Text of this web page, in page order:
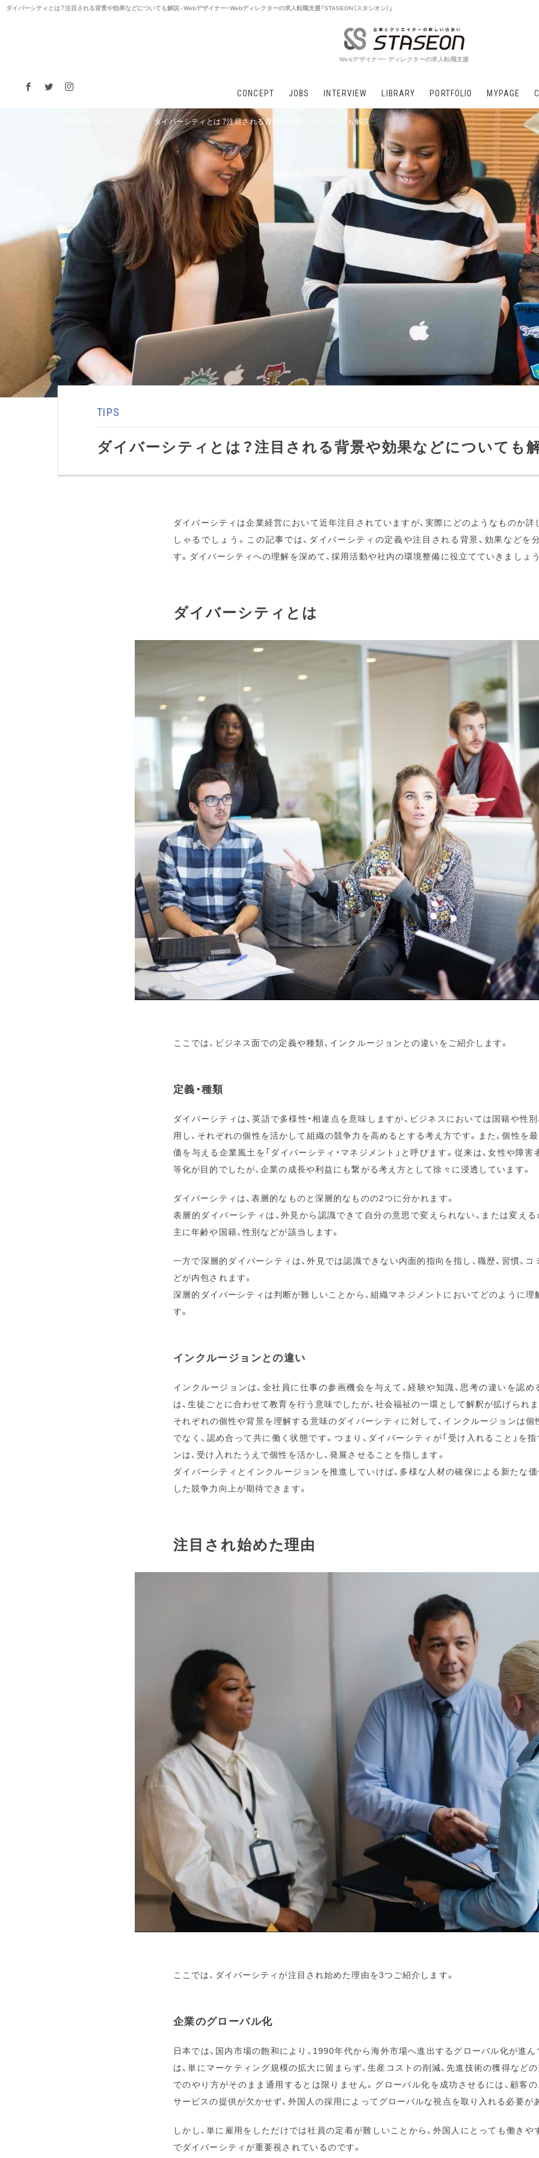
ダイバーシティとは？注目される背景や効果などについても解説 - Webデザイナー・Webディレクターの求人転職支援「STASEON（スタシオン）」
Webデザイナー・ディレクターの求人転職支援
CONCEPT JOBS INTERVIEW LIBRARY PORTFOLIO MYPAGE
ダイバーシティとは？注目される背景や効果などについても解説
TIPS
ダイバーシティとは？注目される背景や効果などについても
ダイバーシティは企業経営において近年注目されていますが、実際にどのようなものか
しゃるでしょう。この記事では、ダイバーシティの定義や注目される背景、効果などを
す。ダイバーシティへの理解を深めて、採用活動や社内の環境整備に役立てていきましょ
ダイバーシティとは
ここでは、ビジネス面での定義や種類、インクルージョンとの違いをご紹介します。
定義・種類
ダイバーシティは、英語で多様性・相違点を意味しますが、ビジネスにおいては国籍や性
用し、それぞれの個性を活かして組織の競争力を高めるとする考え方です。また、個性を
価を与える企業風土を「ダイバーシティ・マネジメント」と呼びます。従来は、女性や障
等化が目的でしたが、企業の成長や利益にも繋がる考え方として徐々に浸透しています。
ダイバーシティは、表層的なものと深層的なものの2つに分かれます。
表層的ダイバーシティは、外見から認識できて自分の意思で変えられない、または変え
主に年齢や国籍、性別などが該当します。
一方で深層的ダイバーシティは、外見では認識できない内面的指向を指し、職歴、習慣、
どが内包されます。
深層的ダイバーシティは判断が難しいことから、組織マネジメントにおいてどのように
す。
インクルージョンとの違い
インクルージョンは、全社員に仕事の参画機会を与えて、経験や知識、思考の違いを認
は、生徒ごとに合わせて教育を行う意味でしたが、社会福祉の一環として解釈が拡げられ
それぞれの個性や背景を理解する意味のダイバーシティに対して、インクルージョンは
でなく、認め合って共に働く状態です。つまり、ダイバーシティが「受け入れること」を
ンは、受け入れたうえで個性を活かし、発展させることを指します。
ダイバーシティとインクルージョンを推進していけば、多様な人材の確保による新たな
した競争力向上が期待できます。
注目され始めた理由
ここでは、ダイバーシティが注目され始めた理由を3つご紹介します。
企業のグローバル化
日本では、国内市場の飽和により、1990年代から海外市場へ進出するグローバル化が進
は、単にマーケティング規模の拡大に留まらず、生産コストの削減、先進技術の獲得など
でのやり方がそのまま通用するとは限りません。グローバル化を成功させるには、顧客
サービスの提供が欠かせず、外国人の採用によってグローバルな視点を取り入れる必要が
しかし、単に雇用をしただけでは社員の定着が難しいことから、外国人にとっても働き
でダイバーシティが重要視されているのです。